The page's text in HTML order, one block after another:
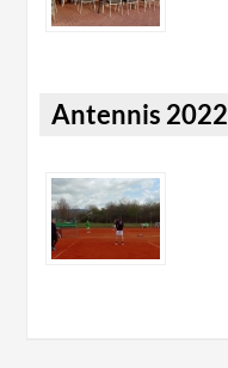
Antennis 2022